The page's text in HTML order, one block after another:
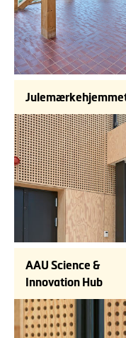
AAU Science &
Innovation Hub